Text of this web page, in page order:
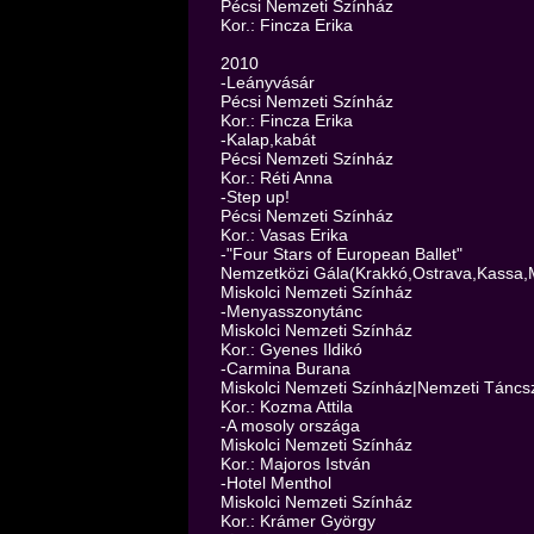
Pécsi Nemzeti Színház
Kor.: Fincza Erika
2010
-Leányvásár
Pécsi Nemzeti Színház
Kor.: Fincza Erika
-Kalap,kabát
Pécsi Nemzeti Színház
Kor.: Réti Anna
-Step up!
Pécsi Nemzeti Színház
Kor.: Vasas Erika
-"Four Stars of European Ballet"
Nemzetközi
Miskolci Nemzeti Színház
-Menyasszonytánc
Miskolci Nemzeti Színház
Kor.: Gyenes Ildikó
-Carmina Burana
Miskolci Nemzeti Színház|Nemzeti
Kor.: Kozma Attila
-A mosoly országa
Miskolci Nemzeti Színház
Kor.: Majoros István
-Hotel Menthol
Miskolci Nemzeti Színház
Kor.: Krámer György